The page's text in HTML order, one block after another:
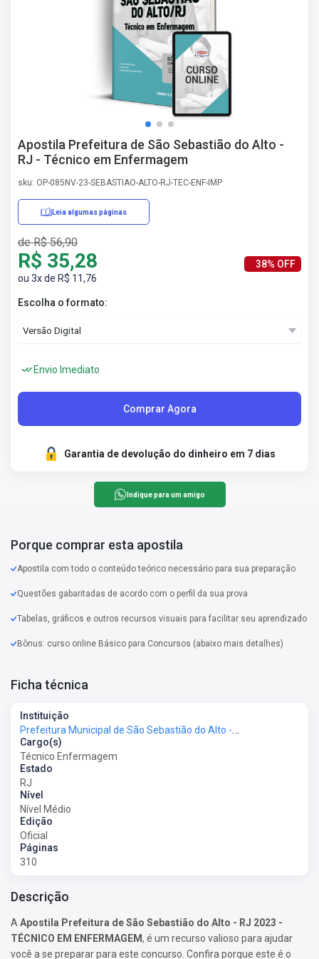
Apostila Prefeitura de São Sebastião do Alto -
RJ - Técnico em Enfermagem
sku: OP-085NV-23-SEBASTIAO-ALTO-RJ-TEC-ENF-IMP
Leia algumas páginas
de R$ 56,90
R$ 35,28
ou 3x de R$ 11,76
38% OFF
Escolha o formato:
Envio Imediato
Comprar Agora
Garantia de devolução do dinheiro em 7 dias
Indique para um amigo
Porque comprar esta apostila
Apostila com todo o conteúdo teórico necessário para sua preparação
Questões gabaritadas de acordo com o perfil da sua prova
Tabelas, gráficos e outros recursos visuais para facilitar seu aprendizado
Bônus: curso online Básico para Concursos (abaixo mais detalhes)
Ficha técnica
Instituição
Prefeitura Municipal de São Sebastião do Alto - RJ - Prefeitura de São Sebastião do Alto - RJ
Cargo(s)
Técnico Enfermagem
Estado
RJ
Nível
Nível Médio
Edição
Oficial
Páginas
310
Descrição
A Apostila Prefeitura de São Sebastião do Alto - RJ 2023 -
TÉCNICO EM ENFERMAGEM, é um recurso valioso para ajudar
você a se preparar para este concurso. Confira porque este é o